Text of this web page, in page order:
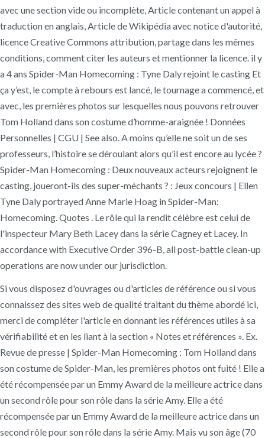
avec une section vide ou incomplète, Article contenant un appel à
traduction en anglais, Article de Wikipédia avec notice d'autorité,
licence Creative Commons attribution, partage dans les mêmes
conditions, comment citer les auteurs et mentionner la licence. il y
a 4 ans Spider-Man Homecoming : Tyne Daly rejoint le casting Et
ça y’est, le compte à rebours est lancé, le tournage a commencé, et
avec, les premières photos sur lesquelles nous pouvons retrouver
Tom Holland dans son costume d’homme-araignée ! Données
Personnelles | CGU | See also. A moins qu’elle ne soit un de ses
professeurs, l’histoire se déroulant alors qu’il est encore au lycée ?
Spider-Man Homecoming : Deux nouveaux acteurs rejoignent le
casting, joueront-ils des super-méchants ? : Jeux concours | Ellen
Tyne Daly portrayed Anne Marie Hoag in Spider-Man:
Homecoming. Quotes . Le rôle qui la rendit célèbre est celui de
l'inspecteur Mary Beth Lacey dans la série Cagney et Lacey. In
accordance with Executive Order 396-B, all post-battle clean-up
operations are now under our jurisdiction.
Si vous disposez d'ouvrages ou d'articles de référence ou si vous
connaissez des sites web de qualité traitant du thème abordé ici,
merci de compléter l'article en donnant les références utiles à sa
vérifiabilité et en les liant à la section « Notes et références ». Ex.
Revue de presse | Spider-Man Homecoming : Tom Holland dans
son costume de Spider-Man, les premières photos ont fuité ! Elle a
été récompensée par un Emmy Award de la meilleure actrice dans
un second rôle pour son rôle dans la série Amy. Elle a été
récompensée par un Emmy Award de la meilleure actrice dans un
second rôle pour son rôle dans la série Amy. Mais vu son âge (70